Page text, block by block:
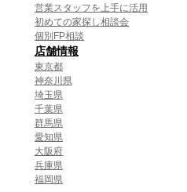
営業スタッフを上手に活用
初めての家探し相談会
個別FP相談
店舗情報
東京都
神奈川県
埼玉県
千葉県
群馬県
愛知県
大阪府
兵庫県
福岡県